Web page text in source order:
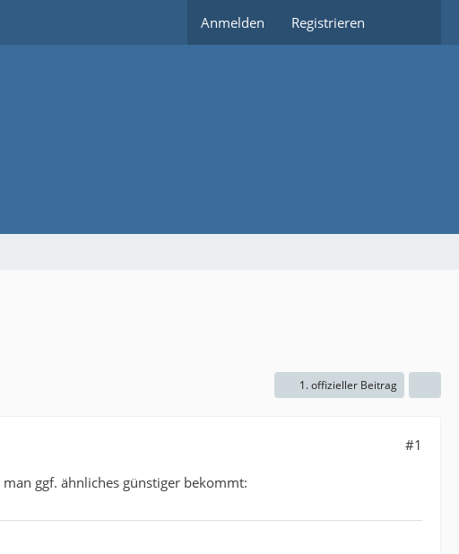
Anmelden Registrieren
1. offizieller Beitrag
#1
ggf. ähnliches günstiger bekommt: